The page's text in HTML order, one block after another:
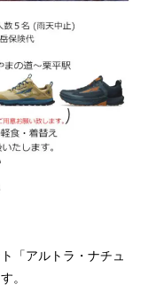
「アルトラ・ナチュ
。